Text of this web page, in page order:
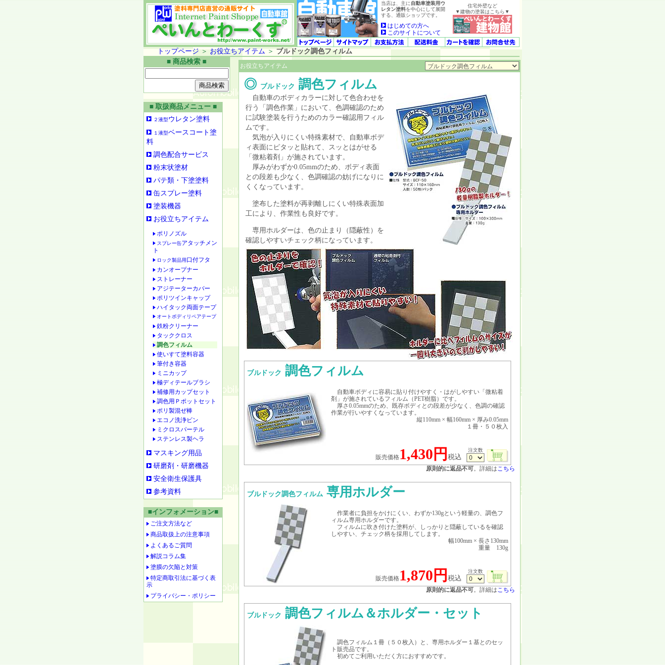
当店は、主に自動車塗装用ウ
レタン塗料を中心にして展開
する、通販ショップです。
はじめての方へ
このサイトについて
住宅外壁など
▼建物の塗装はこちら▼
トップページ ＞ お役立ちアイテム ＞ ブルドック調色フィルム
■ 商品検索 ■
■ 取扱商品メニュー ■
２液型ウレタン塗料
１液型ベースコート塗
料
調色配合サービス
粉末状塗材
パテ類・下塗塗料
缶スプレー塗料
塗装機器
お役立ちアイテム
ポリノズル
スプレー缶アタッチメン
ト
ロック製品用口付フタ
カンオープナー
ストレーナー
アジテーターカバー
ポリツインキャップ
ハイタック両面テープ
オートボディリペアテープ
鉄粉クリーナー
タッククロス
調色フィルム
使いすて塗料容器
筆付き容器
ミニカップ
極ディテールブラシ
補修用カップセット
調色用Ｐポットセット
ポリ製混ぜ棒
エコノ洗浄ビン
ミクロスパーテル
ステンレス製ヘラ
マスキング用品
研磨剤・研磨機器
安全衛生保護具
参考資料
■インフォメーション■
ご注文方法など
商品取扱上の注意事項
よくあるご質問
解説コラム集
塗膜の欠陥と対策
特定商取引法に基づく表
示
プライバシー・ポリシー
お役立ちアイテム
◎ ブルドック 調色フィルム
自動車のボディカラーに対して色合わせを
行う「調色作業」において、色調確認のため
に試験塗装を行うためのカラー確認用フィル
ムです。
気泡が入りにくい特殊素材で、自動車ボデ
ィ表面にピタッと貼れて、スッとはがせる
「微粘着剤」が施されています。
厚みがわずか0.05mmのため、ボディ表面
との段差も少なく、色調確認の妨げになりに
くくなっています。
塗布した塗料が再剥離しにくい特殊表面加
工により、作業性も良好です。
専用ホルダーは、色の止まり（隠蔽性）を
確認しやすいチェック柄になっています。
ブルドック 調色フィルム
自動車ボディに容易に貼り付けやすく・はがしやすい「微粘着
剤」が施されているフィルム（PET樹脂）です。
厚さ0.05mmのため、既存ボディとの段差が少なく、色調の確認
作業が行いやすくなっています。
縦110mm × 幅160mm × 厚み0.05mm
１冊・５０枚入
販売価格1,430円 税込
注文数
原則的に返品不可。詳細はこちら
ブルドック調色フィルム専用ホルダー
作業者に負担をかけにくい、わずか130gという軽量の、調色フ
ィルム専用ホルダーです。
フィルムに吹き付けた塗料が、しっかりと隠蔽しているを確認
しやすい、チェック柄を採用してします。
幅100mm × 長さ130mm
重量 130g
販売価格1,870円 税込
注文数
原則的に返品不可。詳細はこちら
ブルドック 調色フィルム＆ホルダー・セット
調色フィルム１冊（５０枚入）と、専用ホルダー１基とのセッ
ト販売品です。
初めてご利用いただく方におすすめです。